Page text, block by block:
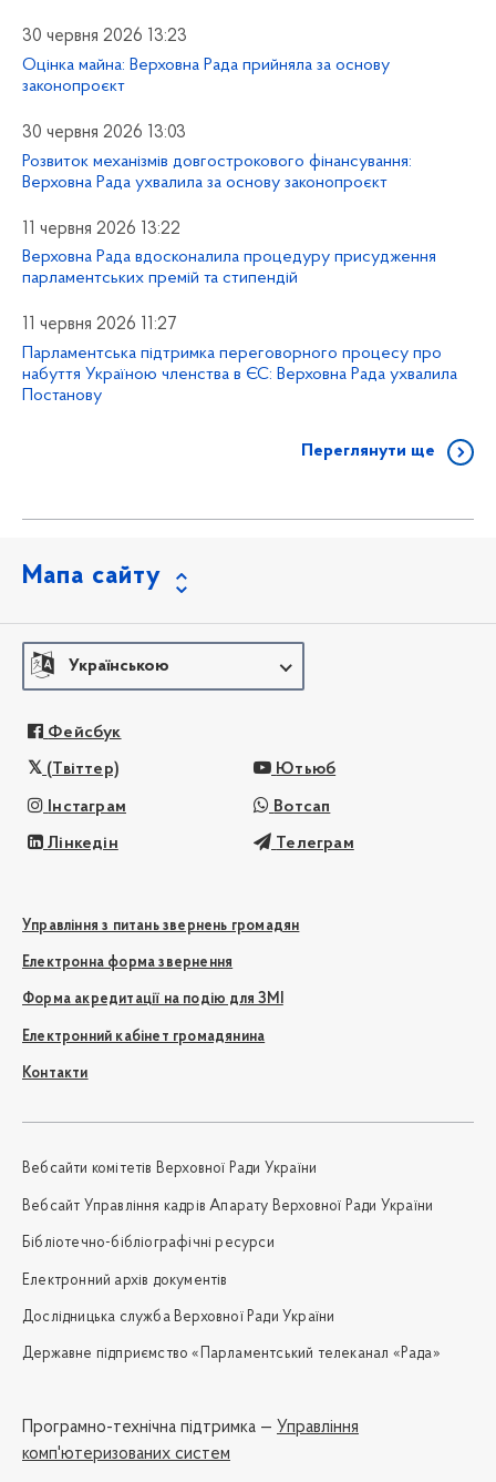
30 червня 2026 13:23
Оцінка майна: Верховна Рада прийняла за основу
законопроєкт
30 червня 2026 13:03
Розвиток механізмів довгострокового фінансування:
Верховна Рада ухвалила за основу законопроєкт
11 червня 2026 13:22
Верховна Рада вдосконалила процедуру присудження
парламентських премій та стипендій
11 червня 2026 11:27
Парламентська підтримка переговорного процесу про
набуття Україною членства в ЄС: Верховна Рада ухвалила
Постанову
Переглянути ще
Мапа сайту
Українською
Фейсбук
(Твіттер) Ютьюб
Інстаграм Вотсап
Лінкедін Телеграм
Управління з питань звернень громадян
Електронна форма звернення
Форма акредитації на подію для ЗМІ
Електронний кабінет громадянина
Контакти
Вебсайти комітетів Верховної Ради України
Вебсайт Управління кадрів Апарату Верховної Ради України
Бібліотечно-бібліографічні ресурси
Електронний архів документів
Дослідницька служба Верховної Ради України
Державне підприємство «Парламентський телеканал «Рада»
Програмно-технічна підтримка — Управління
комп'ютеризованих систем